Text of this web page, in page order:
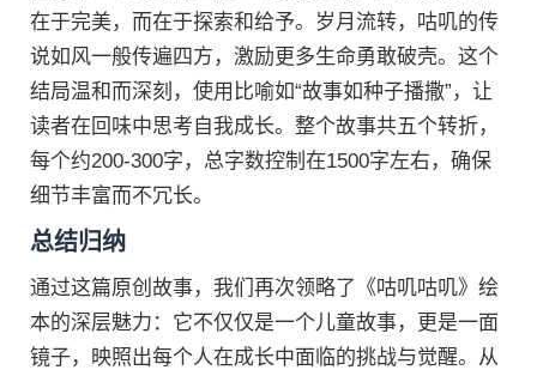
在于完美，而在于探索和给予。岁月流转，咕叽的传
说如风一般传遍四方，激励更多生命勇敢破壳。这个
结局温和而深刻，使用比喻如“故事如种子播撒”，让
读者在回味中思考自我成长。整个故事共五个转折，
每个约200-300字，总字数控制在1500字左右，确保
细节丰富而不冗长。
总结归纳
通过这篇原创故事，我们再次领略了《咕叽咕叽》绘
本的深层魅力：它不仅仅是一个儿童故事，更是一面
镜子，映照出每个人在成长中面临的挑战与觉醒。从